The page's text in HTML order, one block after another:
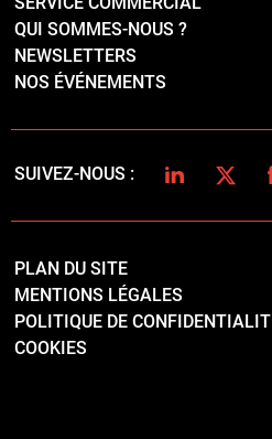
MENTIONS LÉGALES
POLITIQUE DE CONFIDENTIALITÉ
COOKIES